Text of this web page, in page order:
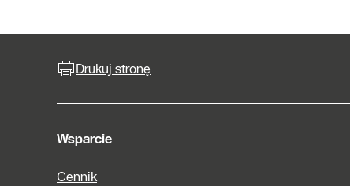
Drukuj stronę
Wsparcie
Cennik